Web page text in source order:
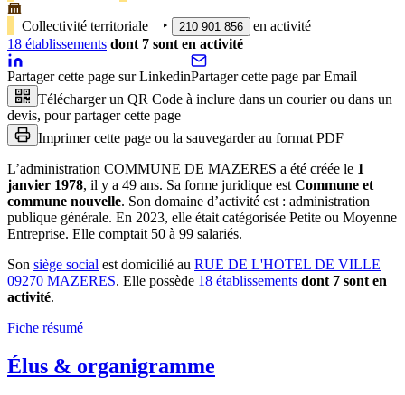
Collectivité territoriale ‣ 210 901 856
en activité
18 établissements dont 7 sont en activité
Partager cette page sur LinkedinPartager cette page par Email
Télécharger un QR Code à inclure dans un courier ou dans un
devis, pour partager cette page
Imprimer cette page ou la sauvegarder au format PDF
L’administration COMMUNE DE MAZERES a été créée le 1
janvier 1978, il y a 49 ans. Sa forme juridique est Commune et
commune nouvelle. Son domaine d’activité est : administration
publique générale. En 2023, elle était catégorisée Petite ou Moyenne
Entreprise. Elle comptait 50 à 99 salariés.
Son siège social est domicilié au RUE DE L'HOTEL DE VILLE
09270 MAZERES. Elle possède 18 établissements dont 7 sont en
activité.
Fiche résumé
Élus & organigramme